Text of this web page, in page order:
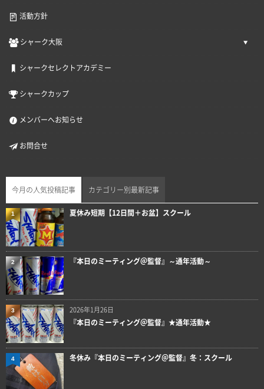
活動方針
シャーク大阪
シャークセレクトアカデミー
シャークカップ
メンバーへお知らせ
お問合せ
今月の人気投稿記事 カテゴリー別最新記事
夏休み短期【12日間＋お盆】スクール
1
『本日のミーティング＠監督』～通年活動～
2
2026年1月26日
『本日のミーティング＠監督』★通年活動★
3
冬休み『本日のミーティング＠監督』冬：スクール
4